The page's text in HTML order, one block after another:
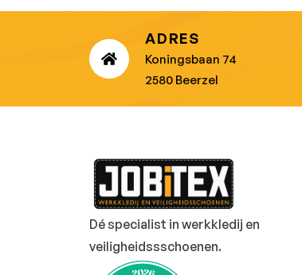
ADRES
Koningsbaan 74
2580 Beerzel
Dé specialist in werkkledij en
veiligheidssschoenen.